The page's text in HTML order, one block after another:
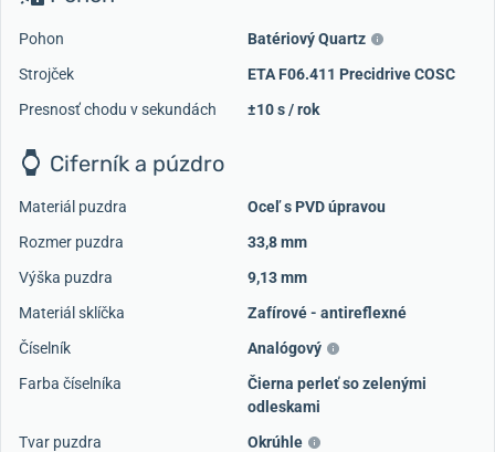
Pohon
Batériový Quartz
Strojček
ETA F06.411 Precidrive COSC
Presnosť chodu v sekundách
±10 s / rok
Ciferník a púzdro
Materiál puzdra
Oceľ s PVD úpravou
Rozmer puzdra
33,8 mm
Výška puzdra
9,13 mm
Materiál sklíčka
Zafírové - antireflexné
Číselník
Analógový
Farba číselníka
Čierna perleť so zelenými
odleskami
Tvar puzdra
Okrúhle